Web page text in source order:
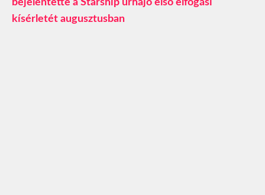
bejelentette a Starship űrhajó első elfogási
kísérletét augusztusban